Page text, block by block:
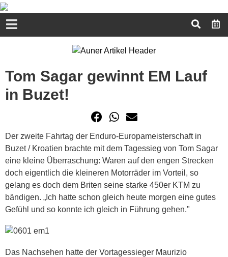
Tom Sagar gewinnt EM Lauf
in Buzet!
Der zweite Fahrtag der Enduro-Europameisterschaft in
Buzet / Kroatien brachte mit dem Tagessieg von Tom Sagar
eine kleine Überraschung: Waren auf den engen Strecken
doch eigentlich die kleineren Motorräder im Vorteil, so
gelang es doch dem Briten seine starke 450er KTM zu
bändigen. „Ich hatte schon gleich heute morgen eine gutes
Gefühl und so konnte ich gleich in Führung gehen."
Das Nachsehen hatte der Vortagessieger Maurizio